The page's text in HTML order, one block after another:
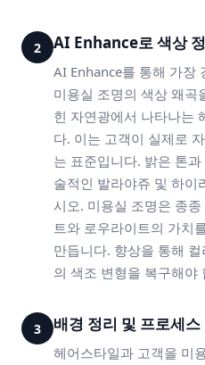
2 AI Enhance로 색상
AI Enhance를 통해 가장
미용실 조명의 색상 왜곡
힌 자연광에서 나타나는
다. 이는 고객이 실제로
는 표준입니다. 밝은 톤
술적인 발라야쥬 및 하이
시오. 미용실 조명은 종
트와 로우라이트의 가치
만듭니다. 향상을 통해
의 색조 변형을 복구해야
3 배경 정리 및 프로세
헤어스타일과 고객을 미